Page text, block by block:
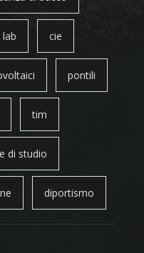
lab cie
pontili
tim
di studio
diportismo